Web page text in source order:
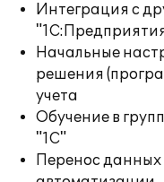
Интеграция с
Начальные
решения
учета
Обучение в
"1С"
Перенос